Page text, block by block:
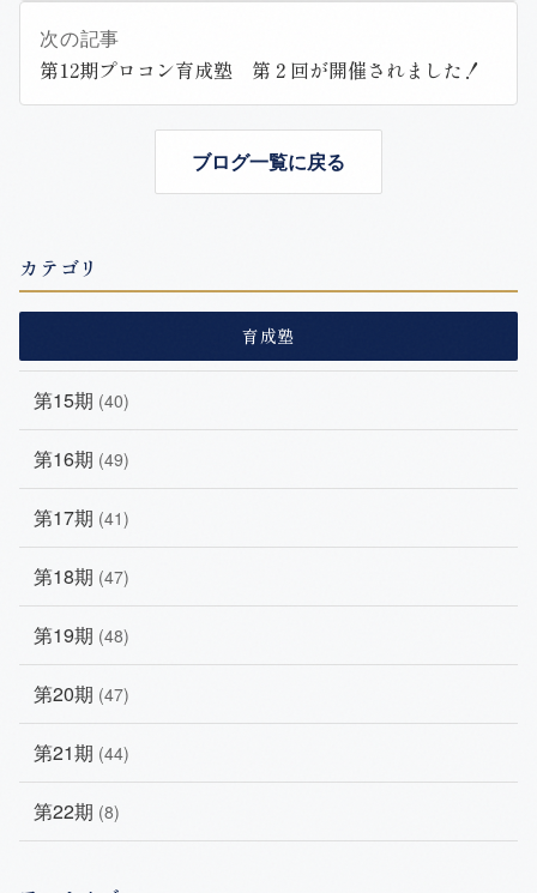
次の記事
第12期プロコン育成塾 第２回が開催されました！
ブログ一覧に戻る
カテゴリ
育成塾
第15期 (40)
第16期 (49)
第17期 (41)
第18期 (47)
第19期 (48)
第20期 (47)
第21期 (44)
第22期 (8)